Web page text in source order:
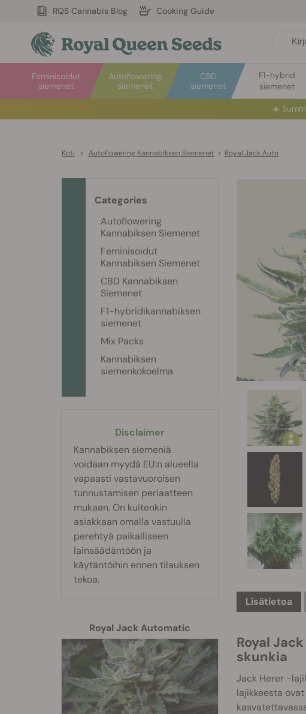
RQS Cannabis Blog Cooking Guide
Autoflowering
siemenet
Feminisoidut
siemenet
CBD
siemenet
F1-hybrid
siemenet
☀️
Koti > Autoflowering Kannabiksen Siemenet > Royal Jack Auto
Lisätietoa
Royal
skunkia
Jack Herer -
lajikkeesta
Categories
Autoflowering
Kannabiksen Siemenet
Feminisoidut
Kannabiksen Siemenet
CBD Kannabiksen
Siemenet
F1-hybridikannabiksen
siemenet
Mix Packs
Kannabiksen
siemenkokoelma
Disclaimer
Kannabiksen siemeniä
voidaan myydä EU:n alueella
vapaasti vastavuoroisen
tunnustamisen periaatteen
mukaan. On kuitenkin
asiakkaan omalla vastuulla
perehtyä paikalliseen
lainsäädäntöön ja
käytäntöihin ennen tilauksen
tekoa.
Royal Jack Automatic